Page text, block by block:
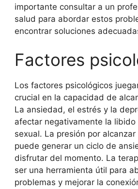
importante consultar a un
salud para abordar estos
encontrar soluciones
Factores
Los factores psicológicos
crucial en la capacidad de
La ansiedad, el estrés y la
afectar negativamente la libido
sexual. La presión por
puede generar un ciclo de
disfrutar del momento. La
ser una herramienta útil para
problemas y mejorar la